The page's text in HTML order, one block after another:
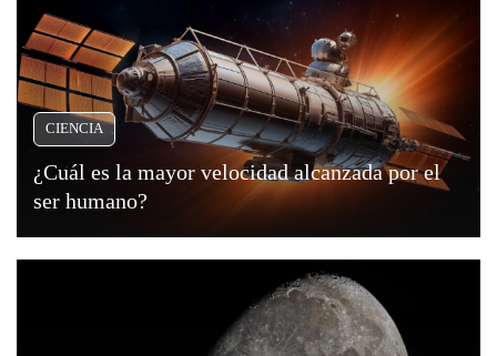
CIENCIA
¿Cuál es la mayor velocidad alcanzada por el
ser humano?